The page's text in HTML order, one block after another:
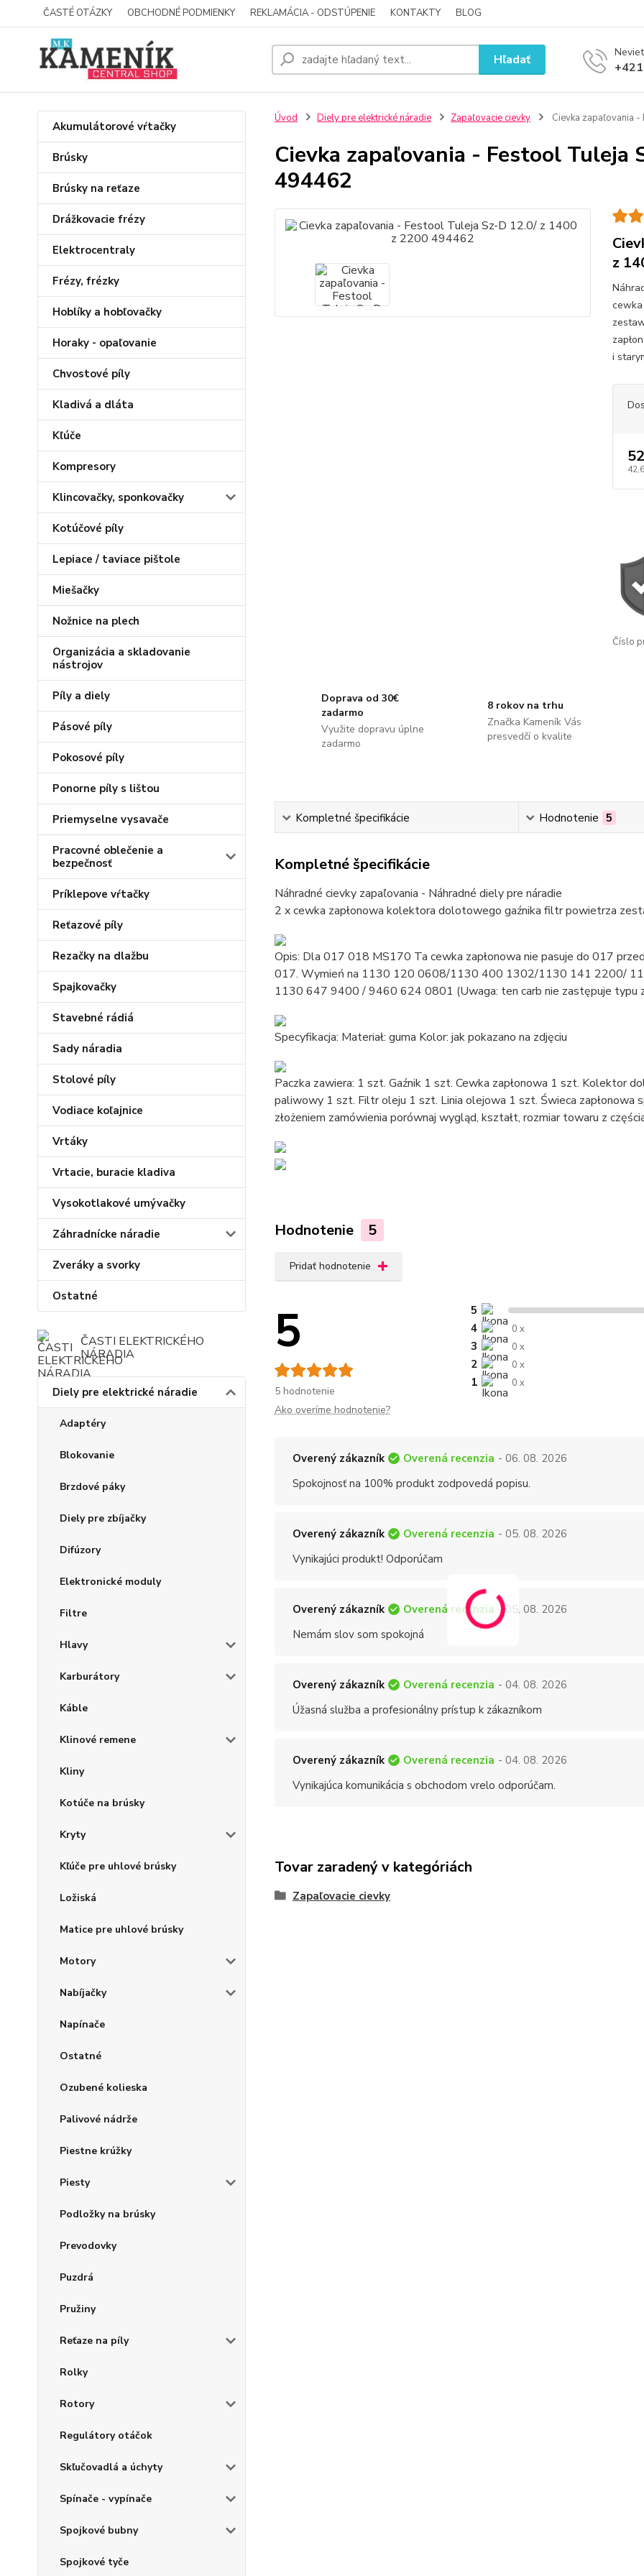
ČASTÉ OTÁZKY OBCHODNÉ PODMIENKY REKLAMÁCIA - ODSTÚPENIE KONTAKTY BLOG
Hľadať
Akumulátorové vŕtačky
Brúsky
Brúsky na reťaze
Drážkovacie frézy
Elektrocentraly
Frézy, frézky
Hoblíky a hobľovačky
Horaky - opaľovanie
Chvostové píly
Kladivá a dláta
Kľúče
Kompresory
Klincovačky, sponkovačky
Kotúčové píly
Lepiace / taviace pištole
Miešačky
Nožnice na plech
Organizácia a skladovanie
nástrojov
Píly a diely
Pásové píly
Pokosové píly
Ponorne píly s lištou
Priemyselne vysavače
Pracovné oblečenie a
bezpečnosť
Príklepove vŕtačky
Reťazové píly
Rezačky na dlažbu
Spajkovačky
Stavebné rádiá
Sady náradia
Stolové píly
Vodiace koľajnice
Vrtáky
Vrtacie, buracie kladiva
Vysokotlakové umývačky
Záhradnícke náradie
Zveráky a svorky
Ostatné
ČASTI ELEKTRICKÉHO
NÁRADIA
Diely pre elektrické náradie
Adaptéry
Blokovanie
Brzdové páky
Diely pre zbíjačky
Difúzory
Elektronické moduly
Filtre
Hlavy
Karburátory
Káble
Klinové remene
Kliny
Kotúče na brúsky
Kryty
Kľúče pre uhlové brúsky
Ložiská
Matice pre uhlové brúsky
Motory
Nabíjačky
Napínače
Ostatné
Ozubené kolieska
Palivové nádrže
Piestne krúžky
Piesty
Podložky na brúsky
Prevodovky
Puzdrá
Pružiny
Reťaze na píly
Rolky
Rotory
Regulátory otáčok
Skľučovadlá a úchyty
Spínače - vypínače
Spojkové bubny
Spojkové tyče
Úvod Diely pre elektrické náradie Zapaľovacie cievky Cievka zapaľovania
Cievka zapaľovania - Festool Tuleja
494462
z
i
Číslo
Doprava od 30€
zadarmo
Využite dopravu úplne
zadarmo
8 rokov na trhu
Značka Kameník Vás
presvedčí o kvalite
Kompletné špecifikácie Hodnotenie 5
Kompletné špecifikácie
Náhradné cievky zapaľovania - Náhradné diely pre náradie
2 x cewka zapłonowa kolektora dolotowego gaźnika filtr powietrza
Opis: Dla 017 018 MS170 Ta cewka zapłonowa nie pasuje do 017
017. Wymień na 1130 120 0608/1130 400 1302/1130 141 2200/
1130 647 9400 / 9460 624 0801 (Uwaga: ten carb nie zastępuje typu
Specyfikacja: Materiał: guma Kolor: jak pokazano na zdjęciu
Paczka zawiera: 1 szt. Gaźnik 1 szt. Cewka zapłonowa 1 szt.
paliwowy 1 szt. Filtr oleju 1 szt. Linia olejowa 1 szt. Świeca zapłonowa
złożeniem zamówienia porównaj wygląd, kształt, rozmiar towaru z
Hodnotenie 5
Pridať hodnotenie
5
5 hodnotenie
5
4
0 x
3 0 x
2 0 x
1 0 x
Ako overíme hodnotenie?
Overený zákazník Overená recenzia - 06. 08. 2026
Spokojnosť na 100% produkt zodpovedá popisu.
Overený zákazník Overená recenzia - 05. 08. 2026
Vynikajúci produkt! Odporúčam
Overený zákazník Overená recenzia - 05. 08. 2026
Nemám slov som spokojná
Overený zákazník Overená recenzia - 04. 08. 2026
Úžasná služba a profesionálny prístup k zákazníkom
Overený zákazník Overená recenzia - 04. 08. 2026
Vynikajúca komunikácia s obchodom vrelo odporúčam.
Tovar zaradený v kategóriách
Zapaľovacie cievky